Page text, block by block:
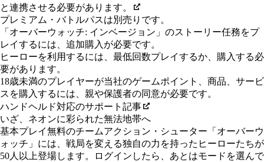
と​​​​​​​​連携させる​​​​​​​​必要が​​​​​​​​あります。
プレミアム・バトルパスは別売りです。
「オーバーウォッチ: インベージョン」のストーリー任務をプ
レイするには、追加購入が必要です。
ヒーローを利用するには、最低回数プレイするか、購入する必
要があります。
18歳未満のプレイヤーが当社のゲームポイント、商品、サービ
スを購入するには、親や保護者の同意が必要です。
ハンドヘルド対応のサポート記事
いざ、ネオンに彩られた無法地帯へ
基本プレイ無料のチームアクション・シューター「オーバーウ
ォッチ」には、戦局を変える独自の力を持ったヒーローたちが
50人以上登場します。ログインしたら、あとはモードを選んで